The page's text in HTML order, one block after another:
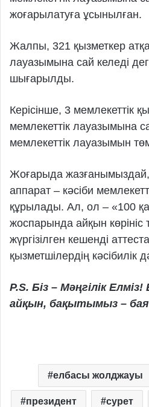
жоғарылатуға ұсынылған.
Жалпы, 321 қызметкер
лауазымына сай келеді
шығарылды.
Керісінше, 3 мемлекеттік
мемлекеттік лауазымына
мемлекеттік лауазымын
Жоғарыда жазғанымыздай,
аппарат – кәсіби
құрылады. Ал, ол – «100
жоспарында айқын көрініс
жүргізілген кешенді
қызметшілердің кәсібилік
Р.S. Біз – Мәңгілік
айқын, бақытымыз –
елбасы жолджауы
президент сурет